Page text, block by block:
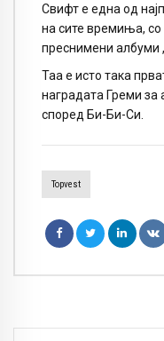
Свифт е една од
на сите времиња, со
преснимени албуми
Таа е исто така
наградата Греми за
според Би-Би-Си.
Topvest